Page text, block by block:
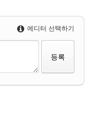
에디터 선택하기